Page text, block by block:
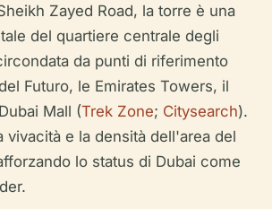
Zayed Road, la torre è una
del quartiere centrale degli
da punti di riferimento
Futuro, le Emirates Towers, il
Mall (Trek Zone; Citysearch).
vivacità e la densità dell'area del
lo status di Dubai come